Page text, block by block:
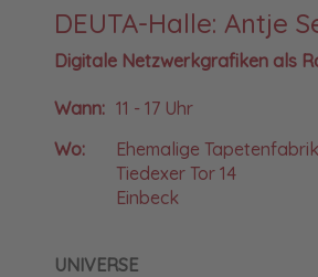
DEUTA-Halle: Antje
Digitale Netzwerkgrafiken als
Wann: 11 - 17 Uhr
Wo:
Ehemalige
Tiedexer Tor 14
Einbeck
UNIVERSE